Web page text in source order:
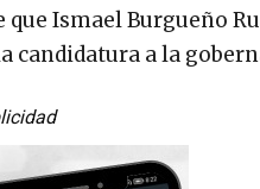
Ismael Burgueño
candidatura a la